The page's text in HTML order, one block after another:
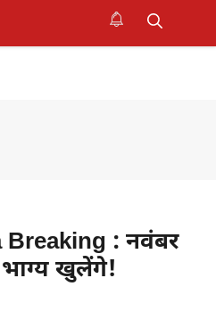
: नवंबर
भाग्य खुलेंगे!